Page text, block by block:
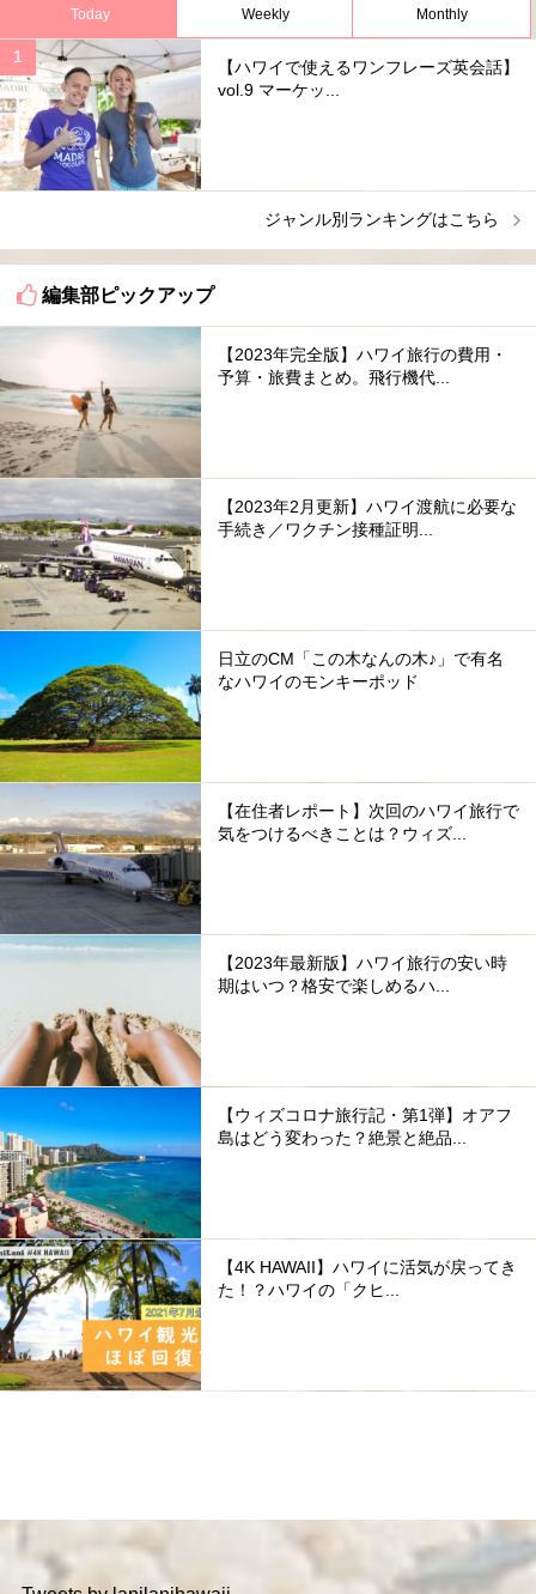
Today Weekly Monthly
【ハワイで使えるワンフレーズ英会話】
vol.9 マーケッ...
ジャンル別ランキングはこちら
編集部ピックアップ
【2023年完全版】ハワイ旅行の費用・
予算・旅費まとめ。飛行機代...
【2023年2月更新】ハワイ渡航に必要な
手続き／ワクチン接種証明...
日立のCM「この木なんの木♪」で有名
なハワイのモンキーポッド
【在住者レポート】次回のハワイ旅行で
気をつけるべきことは？ウィズ...
【2023年最新版】ハワイ旅行の安い時
期はいつ？格安で楽しめるハ...
【ウィズコロナ旅行記・第1弾】オアフ
島はどう変わった？絶景と絶品...
【4K HAWAII】ハワイに活気が戻ってき
た！？ハワイの「クヒ...